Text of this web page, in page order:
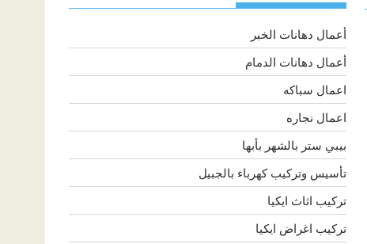
أعمال دهانات الخبر
أعمال دهانات الدمام
اعمال سباكه
اعمال نجاره
بيبي ستر بالشهر بأبها
تأسيس وتركيب كهرباء بالجبيل
تركيب اثاث ايكيا
تركيب اغراض ايكيا